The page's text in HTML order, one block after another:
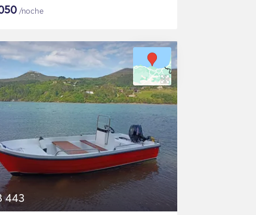
/noche
443